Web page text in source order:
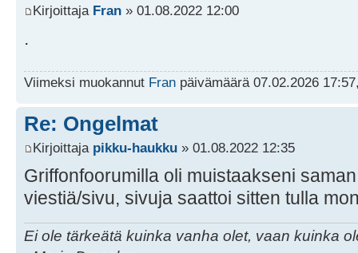
Kirjoittaja Fran » 01.08.2022 12:00
.
Viimeksi muokannut Fran päivämäärä 07.02.2026
Re: Ongelmat
Kirjoittaja pikku-haukku » 01.08.2022 12:35
Griffonfoorumilla oli muistaakseni
viestiä/sivu, sivuja saattoi sitten tulla
Ei ole tärkeätä kuinka vanha olet, vaan kuinka